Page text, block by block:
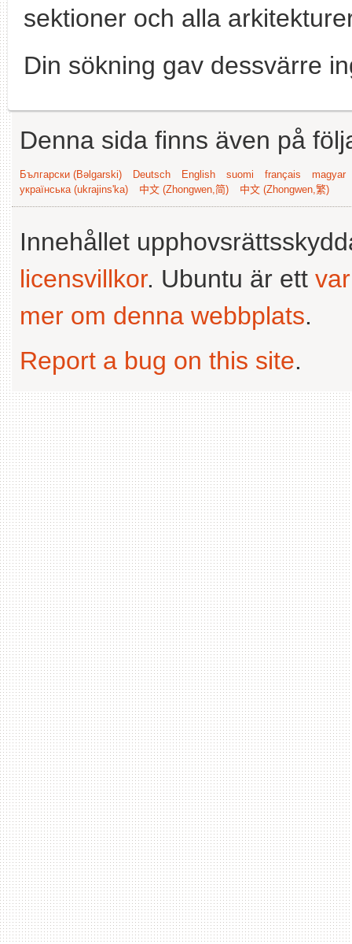
sektioner och alla
Din sökning gav dessvärre
Denna sida finns även på
Български (Bəlgarski) Deutsch English suomi français
magyar
українська (ukrajins'ka)
中文 (Zhongwen,简) 中文 (Zhongwen,繁)
Innehållet
licensvillkor. Ubuntu är ett
mer om denna webbplats.
Report a bug on this site.